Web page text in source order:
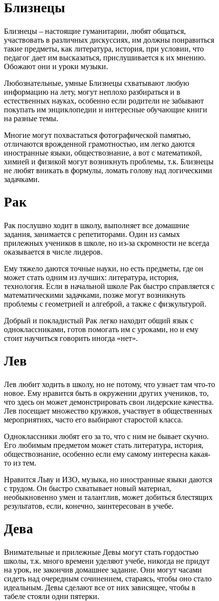
Близнецы
Близнецы – настоящие гуманитарии, любят общаться,
участвовать в различных дискуссиях, им должны понравиться
такие предметы, как литература, история, при условии, что
педагог дает им высказаться, прислушивается к их мнению.
Обожают они и уроки музыки.
Любознательные, умные Близнецы схватывают любую
информацию на лету, могут неплохо разбираться и в
естественных науках, особенно если родители не забывают
покупать им энциклопедии и интересные обучающие книги
на разные темы.
Многие могут похвастаться фотографической памятью,
отличаются врожденной грамотностью, им легко даются
иностранные языки, обществознание, а вот с математикой,
химией и физикой могут возникнуть проблемы, т.к. Близнецы
не любят вникать в формулы, ломать голову над логическими
задачками.
Рак
Рак послушно ходит в школу, выполняет все домашние
задания, занимается с репетиторами. Один из самых
прилежных учеников в школе, но из-за скромности не всегда
оказывается в числе лидеров.
Ему тяжело даются точные науки, но есть предметы, где он
может стать одним из лучших: литература, история,
технология. Если в начальной школе Рак быстро справляется с
математическими задачками, позже могут возникнуть
проблемы с геометрией и алгеброй, а также с физкультурой.
Добрый и покладистый Рак легко находит общий язык с
одноклассниками, готов помогать им с уроками, но и ему
стоит научиться говорить иногда «нет».
Лев
Лев любит ходить в школу, но не потому, что узнает там что-то
новое. Ему нравится быть в окружении других учеников, то,
что здесь он может демонстрировать свои лидерские качества.
Лев посещает множество кружков, участвует в общественных
мероприятиях, часто его выбирают старостой класса.
Одноклассники любят его за то, что с ним не бывает скучно.
Его любимым предметом может стать литература, история,
обществознание, особенно если ему самому интересна какая-
то из тем.
Нравится Льву и ИЗО, музыка, но иностранные языки даются
с трудом. Он быстро схватывает новый материал,
необыкновенно умен и талантлив, может добиться блестящих
результатов, если, конечно, заинтересован в учебе.
Дева
Внимательные и прилежные Девы могут стать гордостью
школы, т.к. много времени уделяют учебе, никогда не придут
на урок, не закончив домашнее задание. Они могут часами
сидеть над очередным сочинением, стараясь, чтобы оно стало
идеальным. Девы сделают все от них зависящее, чтобы в
табеле стояли одни пятерки.